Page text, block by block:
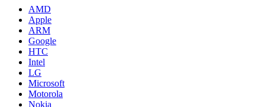
AMD
Apple
ARM
Google
HTC
Intel
LG
Microsoft
Motorola
Nokia